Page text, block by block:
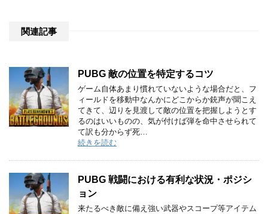
関連記事
PUBG 敵の位置を特定するコツ
ゲーム自体あまり慣れていないような場合だと、フ
ィールドを移動中なんかにどこからか銃声が聞こえ
てきて、辺りを見渡して敵の位置を把握しようとす
るのはいいものの、気が付けば弾を命中させられて
て訳も分からず死…
続きを読む
PUBG 戦闘における有利な状況・ポジシ
ョン
来たるべき敵に備え強い武器やスコープ等アイテム